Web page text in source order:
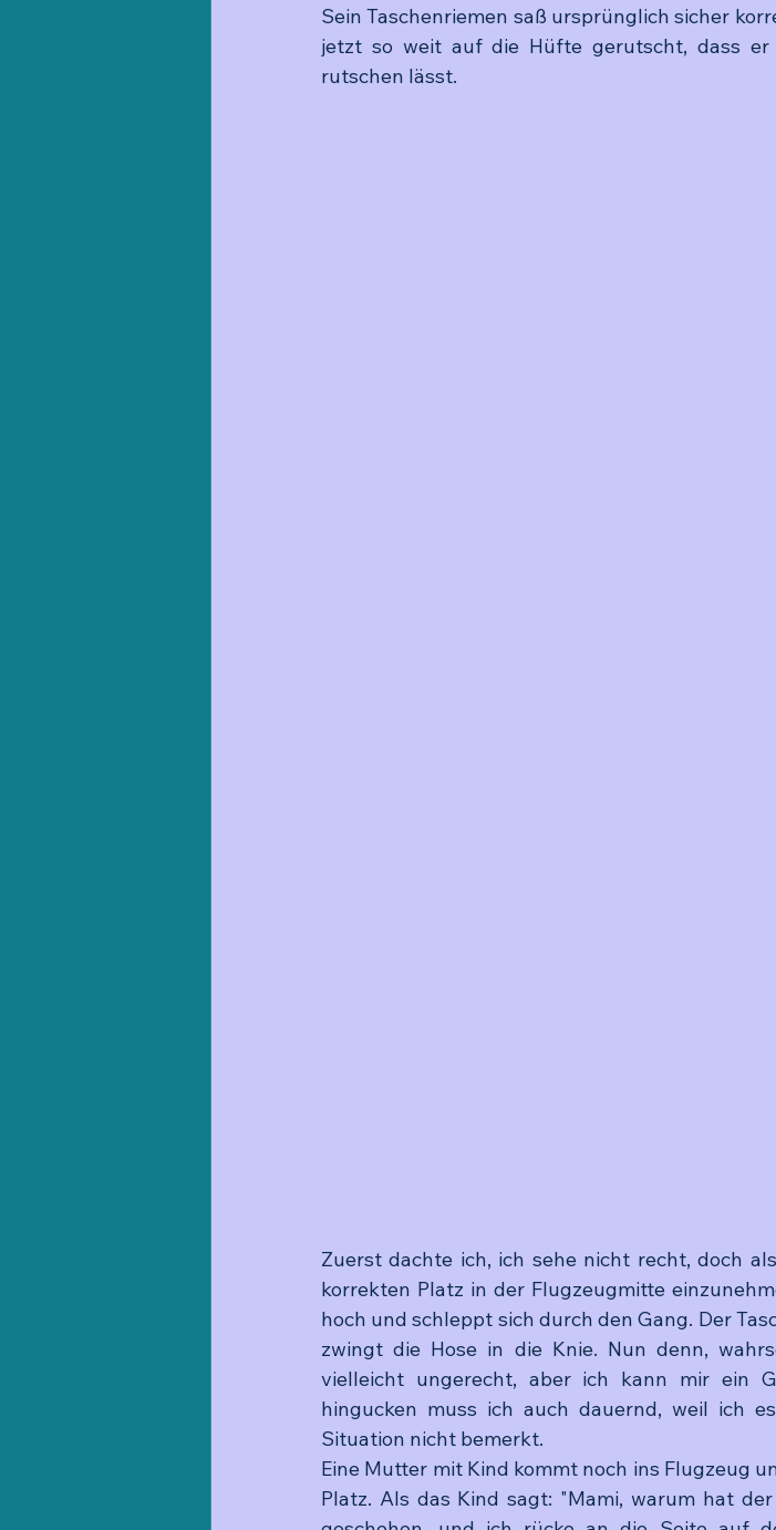
Sein Taschenriemen saß ursprünglich sicher
jetzt so weit auf die Hüfte gerutscht, dass
rutschen lässt.
Zuerst dachte ich, ich sehe nicht recht, doch
korrekten Platz in der Flugzeugmitte
hoch und schleppt sich durch den Gang. Der
zwingt die Hose in die Knie. Nun denn,
vielleicht ungerecht, aber ich kann mir ein
hingucken muss ich auch dauernd, weil ich
Situation nicht bemerkt.
Eine Mutter mit Kind kommt noch ins Flugzeug
Platz. Als das Kind sagt: "Mami, warum hat